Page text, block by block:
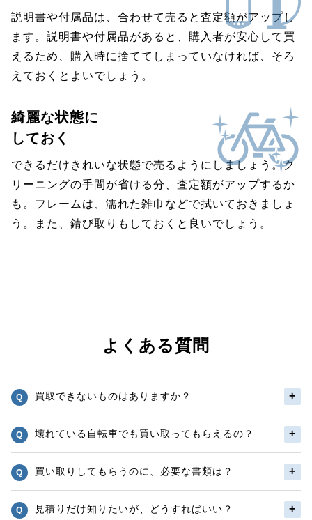
説明書や付属品は、合わせて売ると査定額がアップし
ます。説明書や付属品があると、購入者が安心して買
えるため、購入時に捨ててしまっていなければ、そろ
えておくとよいでしょう。
綺麗な状態に
しておく
できるだけきれいな状態で売るようにしましょう。ク
リーニングの手間が省ける分、査定額がアップするか
も。フレームは、濡れた雑巾などで拭いておきましょ
う。また、錆び取りもしておくと良いでしょう。
よくある質問
買取できないものはありますか？
壊れている自転車でも買い取ってもらえるの？
買い取りしてもらうのに、必要な書類は？
見積りだけ知りたいが、どうすればいい？